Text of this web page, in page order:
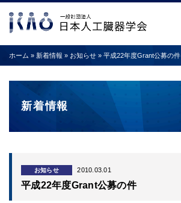
ホーム » 新着情報 » お知らせ » 平成22年度Grant公募の件
新着情報
お知らせ 2010.03.01
平成22年度Grant公募の件